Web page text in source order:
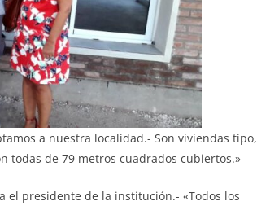
a nuestra localidad.- Son viviendas tipo,
todas de 79 metros cuadrados cubiertos.»
el presidente de la institución.- «Todos los